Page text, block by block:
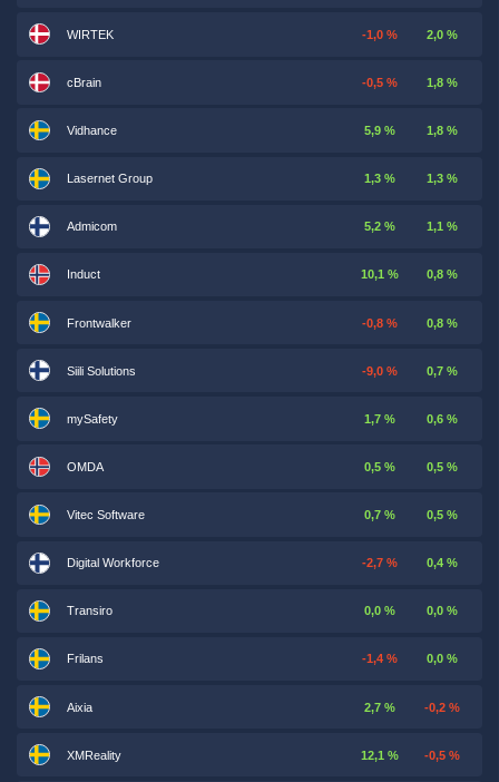
WIRTEK -1,0 % 2,0 %
cBrain -0,5 % 1,8 %
Vidhance 5,9 % 1,8 %
Lasernet Group 1,3 % 1,3 %
Admicom 5,2 % 1,1 %
Induct 10,1 % 0,8 %
Frontwalker -0,8 % 0,8 %
Siili Solutions -9,0 % 0,7 %
mySafety 1,7 % 0,6 %
OMDA 0,5 % 0,5 %
Vitec Software 0,7 % 0,5 %
Digital Workforce -2,7 % 0,4 %
Transiro 0,0 % 0,0 %
Frilans -1,4 % 0,0 %
Aixia 2,7 % -0,2 %
XMReality 12,1 % -0,5 %